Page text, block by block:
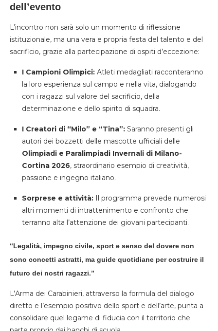
dell’evento
L’incontro non sarà solo un momento di riflessione
istituzionale, ma una vera e propria festa del talento e del
sacrificio, grazie alla partecipazione di ospiti d’eccezione:
I Campioni Olimpici: Atleti medagliati racconteranno
la loro esperienza sul campo e nella vita, dialogando
con i ragazzi sul valore del sacrificio, della
determinazione e dello spirito di squadra.
I Creatori di “Milo” e “Tina”: Saranno presenti gli
autori dei bozzetti delle mascotte ufficiali delle
Olimpiadi e Paralimpiadi Invernali di Milano-
Cortina 2026, straordinario esempio di creatività,
passione e ingegno italiano.
Sorprese e attività: Il programma prevede numerosi
altri momenti di intrattenimento e confronto che
terranno alta l’attenzione dei giovani partecipanti.
“Legalità, impegno civile, sport e senso del dovere non
sono concetti astratti, ma guide quotidiane per costruire il
futuro dei nostri ragazzi.”
L’Arma dei Carabinieri, attraverso la formula del dialogo
diretto e l’esempio positivo dello sport e dell’arte, punta a
consolidare quel legame di fiducia con il territorio che